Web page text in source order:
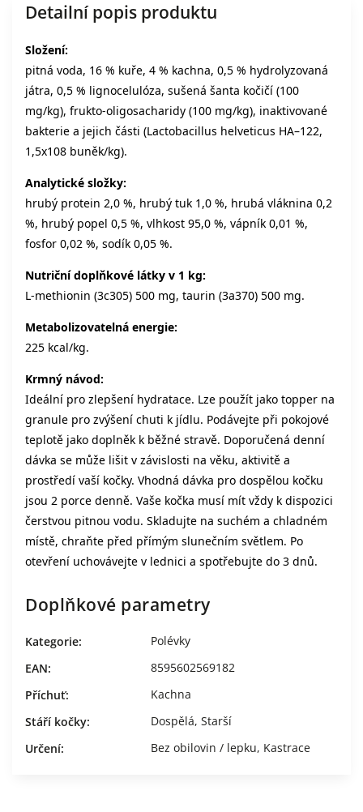
Detailní popis produktu
Složení:
pitná voda, 16 % kuře, 4 % kachna, 0,5 % hydrolyzovaná
játra, 0,5 % lignocelulóza, sušená šanta kočičí (100
mg/kg), frukto-oligosacharidy (100 mg/kg), inaktivované
bakterie a jejich části (Lactobacillus helveticus HA–122,
1,5x108 buněk/kg).
Analytické složky:
hrubý protein 2,0 %, hrubý tuk 1,0 %, hrubá vláknina 0,2
%, hrubý popel 0,5 %, vlhkost 95,0 %, vápník 0,01 %,
fosfor 0,02 %, sodík 0,05 %.
Nutriční doplňkové látky v 1 kg:
L-methionin (3c305) 500 mg, taurin (3a370) 500 mg.
Metabolizovatelná energie:
225 kcal/kg.
Krmný návod:
Ideální pro zlepšení hydratace. Lze použít jako topper na
granule pro zvýšení chuti k jídlu. Podávejte při pokojové
teplotě jako doplněk k běžné stravě. Doporučená denní
dávka se může lišit v závislosti na věku, aktivitě a
prostředí vaší kočky. Vhodná dávka pro dospělou kočku
jsou 2 porce denně. Vaše kočka musí mít vždy k dispozici
čerstvou pitnou vodu. Skladujte na suchém a chladném
místě, chraňte před přímým slunečním světlem. Po
otevření uchovávejte v lednici a spotřebujte do 3 dnů.
Doplňkové parametry
Kategorie:
Polévky
EAN:
8595602569182
Příchuť:
Kachna
Stáří kočky: Dospělá, Starší
Určení: Bez obilovin / lepku, Kastrace